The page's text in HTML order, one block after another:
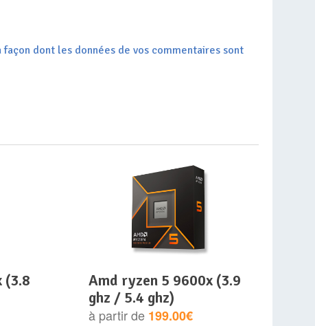
façon dont les données de vos commentaires sont
amd ryzen 5 9600x (3.9
ghz / 5.4 ghz)
à partir de 199.00€